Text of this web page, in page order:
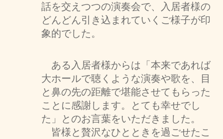
話を交えつつの演奏会で、入居者様の
どんどん引き込まれていくご様子が印
象的でした。
ある入居者様からは「本来であれば
大ホールで聴くような演奏や歌を、目
と鼻の先の距離で堪能させてもらった
ことに感謝します。とても幸せでし
た」とのお言葉をいただきました。
皆様と贅沢なひとときを過ごせたこ